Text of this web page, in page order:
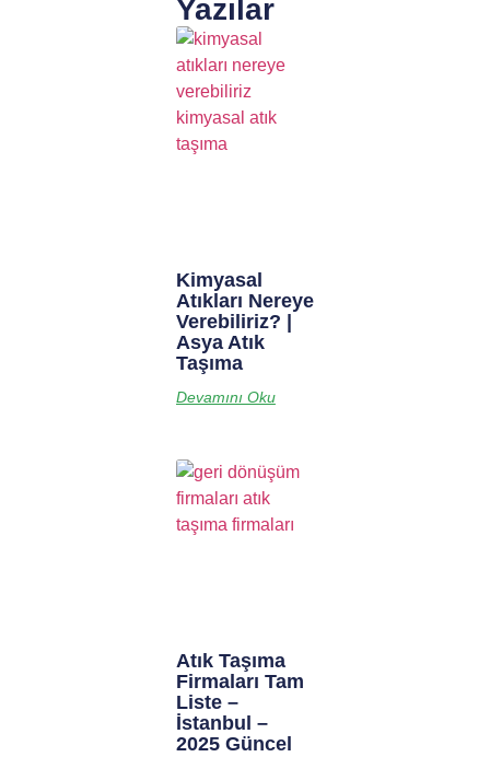
Yazılar
Kimyasal
Atıkları Nereye
Verebiliriz? |
Asya Atık
Taşıma
Devamını Oku
Atık Taşıma
Firmaları Tam
Liste –
İstanbul –
2025 Güncel